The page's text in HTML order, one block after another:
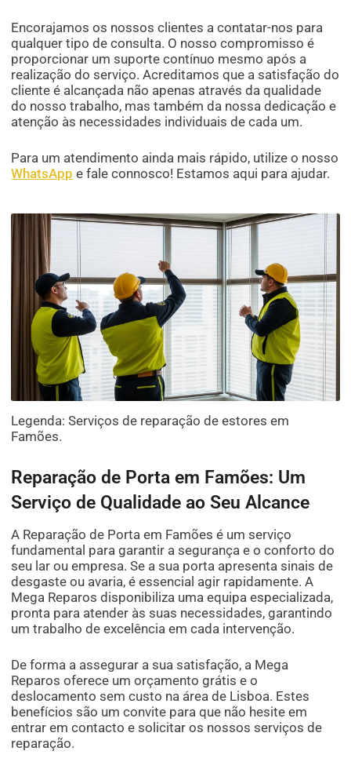
Encorajamos os nossos clientes a contatar-nos para
qualquer tipo de consulta. O nosso compromisso é
proporcionar um suporte contínuo mesmo após a
realização do serviço. Acreditamos que a satisfação do
cliente é alcançada não apenas através da qualidade
do nosso trabalho, mas também da nossa dedicação e
atenção às necessidades individuais de cada um.
Para um atendimento ainda mais rápido, utilize o nosso
WhatsApp e fale connosco! Estamos aqui para ajudar.
Legenda: Serviços de reparação de estores em
Famões.
Reparação de Porta em Famões: Um
Serviço de Qualidade ao Seu Alcance
A Reparação de Porta em Famões é um serviço
fundamental para garantir a segurança e o conforto do
seu lar ou empresa. Se a sua porta apresenta sinais de
desgaste ou avaria, é essencial agir rapidamente. A
Mega Reparos disponibiliza uma equipa especializada,
pronta para atender às suas necessidades, garantindo
um trabalho de excelência em cada intervenção.
De forma a assegurar a sua satisfação, a Mega
Reparos oferece um orçamento grátis e o
deslocamento sem custo na área de Lisboa. Estes
benefícios são um convite para que não hesite em
entrar em contacto e solicitar os nossos serviços de
reparação.